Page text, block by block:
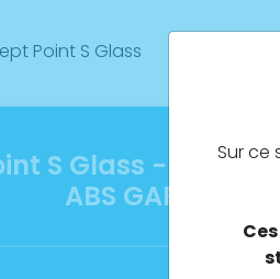
Point S Glass
S Glass -
ABS GARAGE
Sur ce